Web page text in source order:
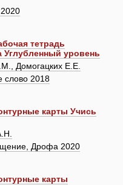
тетрадь
уровень
Домогацких Е.Е.
слово 2018
карты Учись
Дрофа 2020
карты